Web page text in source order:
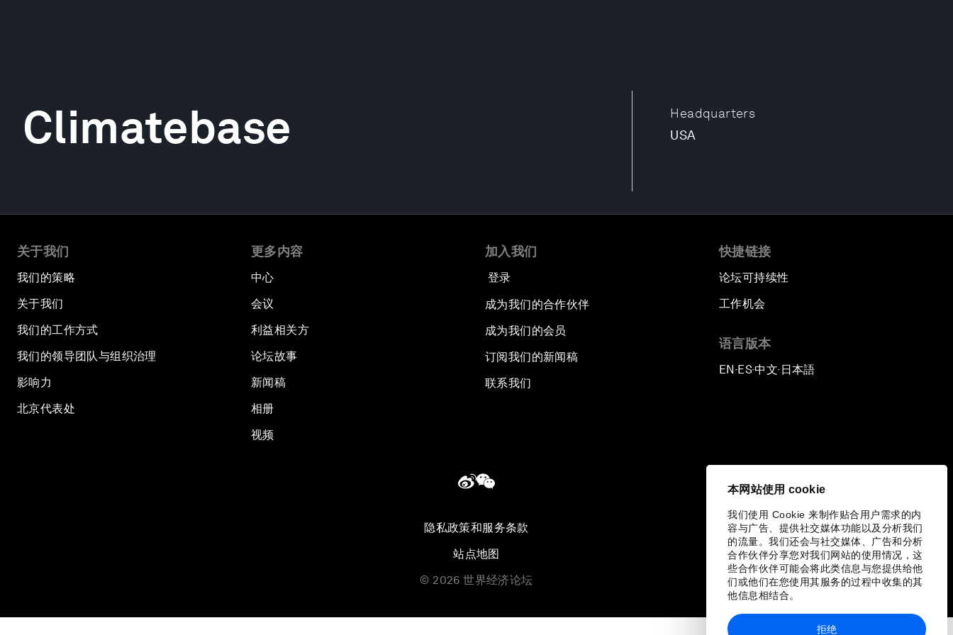
本网站使用 cookie
我们使用 Cookie 来制作贴合用户需求的内
容与广告、提供社交媒体功能以及分析我们
的流量。我们还会与社交媒体、广告和分析
合作伙伴分享您对我们网站的使用情况，这
些合作伙伴可能会将此类信息与您提供给他
们或他们在您使用其服务的过程中收集的其
他信息相结合。
拒绝
Headquarters
USA
Climatebase
关于我们
我们的策略
关于我们
我们的工作方式
我们的领导团队与组织治理
影响力
北京代表处
更多内容
中心
会议
利益相关方
论坛故事
新闻稿
相册
视频
加入我们
登录
成为我们的合作伙伴
成为我们的会员
订阅我们的新闻稿
联系我们
快捷链接
论坛可持续性
工作机会
语言版本
EN ▪ES▪中文▪ 日本語
隐私政策和服务条款
站点地图
© 2026 世界经济论坛